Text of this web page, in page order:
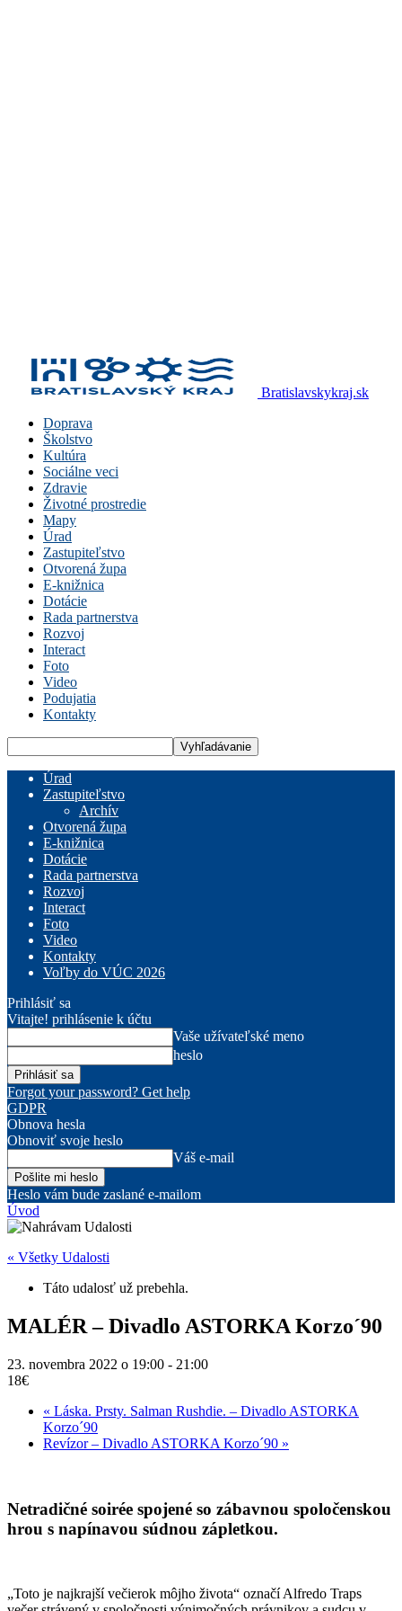
Bratislavskykraj.sk
Doprava
Školstvo
Kultúra
Sociálne veci
Zdravie
Životné prostredie
Mapy
Úrad
Zastupiteľstvo
Otvorená župa
E-knižnica
Dotácie
Rada partnerstva
Rozvoj
Interact
Foto
Video
Podujatia
Kontakty
Úrad
Zastupiteľstvo
Archív
Otvorená župa
E-knižnica
Dotácie
Rada partnerstva
Rozvoj
Interact
Foto
Video
Kontakty
Voľby do VÚC 2026
Prihlásiť sa
Vitajte! prihlásenie k účtu
Vaše užívateľské meno
heslo
Forgot your password? Get help
GDPR
Obnova hesla
Obnoviť svoje heslo
Váš e-mail
Heslo vám bude zaslané e-mailom
Úvod
« Všetky Udalosti
Táto udalosť už prebehla.
MALÉR – Divadlo ASTORKA Korzo´90
23. novembra 2022 o 19:00 - 21:00
18€
« Láska. Prsty. Salman Rushdie. – Divadlo ASTORKA
Korzo´90
Revízor – Divadlo ASTORKA Korzo´90 »
Netradičné soirée spojené so zábavnou spoločenskou
hrou s napínavou súdnou zápletkou.
„Toto je najkrajší večierok môjho života“ označí Alfredo Traps